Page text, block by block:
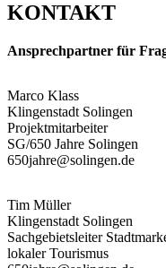
KONTAKT
Ansprechpartner für
Marco Klass
Klingenstadt Solingen
Projektmitarbeiter
SG/650 Jahre Solingen
650jahre@solingen.de
Tim Müller
Klingenstadt Solingen
Sachgebietsleiter
lokaler Tourismus